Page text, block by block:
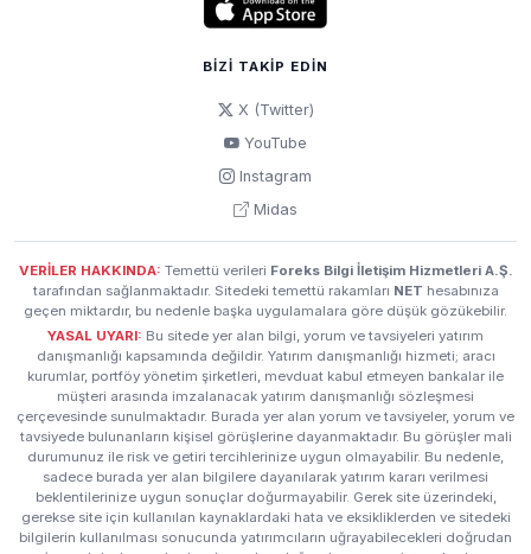
BIZI TAKIP EDIN
X (Twitter)
YouTube
Instagram
Midas
VERİLER HAKKINDA: Temettü verileri Foreks Bilgi İletişim Hizmetleri A.Ş.
tarafından sağlanmaktadır. Sitedeki temettü rakamları NET hesabınıza
geçen miktardır, bu nedenle başka uygulamalara göre düşük gözükebilir.
YASAL UYARI: Bu sitede yer alan bilgi, yorum ve tavsiyeleri yatırım
danışmanlığı kapsamında değildir. Yatırım danışmanlığı hizmeti; aracı
kurumlar, portföy yönetim şirketleri, mevduat kabul etmeyen bankalar ile
müşteri arasında imzalanacak yatırım danışmanlığı sözleşmesi
çerçevesinde sunulmaktadır. Burada yer alan yorum ve tavsiyeler, yorum ve
tavsiyede bulunanların kişisel görüşlerine dayanmaktadır. Bu görüşler mali
durumunuz ile risk ve getiri tercihlerinize uygun olmayabilir. Bu nedenle,
sadece burada yer alan bilgilere dayanılarak yatırım kararı verilmesi
beklentilerinize uygun sonuçlar doğurmayabilir. Gerek site üzerindeki,
gerekse site için kullanılan kaynaklardaki hata ve eksikliklerden ve sitedeki
bilgilerin kullanılması sonucunda yatırımcıların uğrayabilecekleri doğrudan